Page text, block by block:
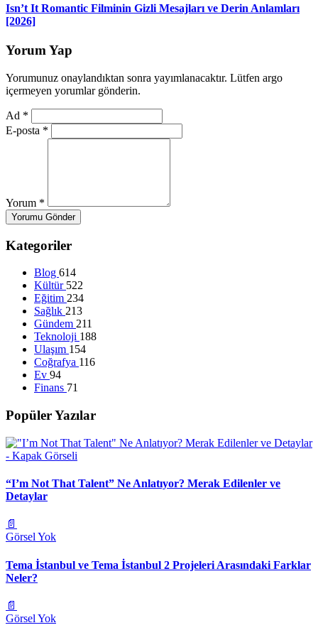
Isn’t It Romantic Filminin Gizli Mesajları ve Derin Anlamları
[2026]
Yorum Yap
Yorumunuz onaylandıktan sonra yayımlanacaktır. Lütfen argo
içermeyen yorumlar gönderin.
Ad *
E-posta *
Yorum *
Yorumu Gönder
Kategoriler
Blog 614
Kültür 522
Eğitim 234
Sağlık 213
Gündem 211
Teknoloji 188
Ulaşım 154
Coğrafya 116
Ev 94
Finans 71
Popüler Yazılar
“I’m Not That Talent” Ne Anlatıyor? Merak Edilenler ve
Detaylar
📄
Görsel Yok
Tema İstanbul ve Tema İstanbul 2 Projeleri Arasındaki Farklar
Neler?
📄
Görsel Yok